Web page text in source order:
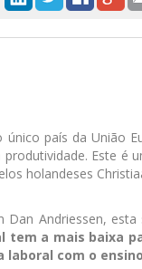
único país da União
produtividade. Este é
holandeses
Dan Andriessen,
tem a mais baixa
laboral com o